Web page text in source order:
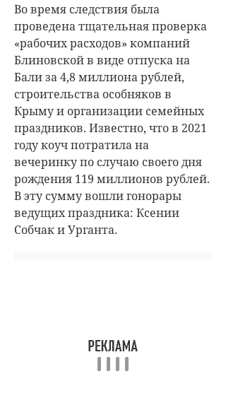
Во время следствия была
проведена тщательная проверка
«рабочих расходов» компаний
Блиновской в виде отпуска на
Бали за 4,8 миллиона рублей,
строительства особняков в
Крыму и организации семейных
праздников. Известно, что в 2021
году коуч потратила на
вечеринку по случаю своего дня
рождения 119 миллионов рублей.
В эту сумму вошли гонорары
ведущих праздника: Ксении
Собчак и Урганта.